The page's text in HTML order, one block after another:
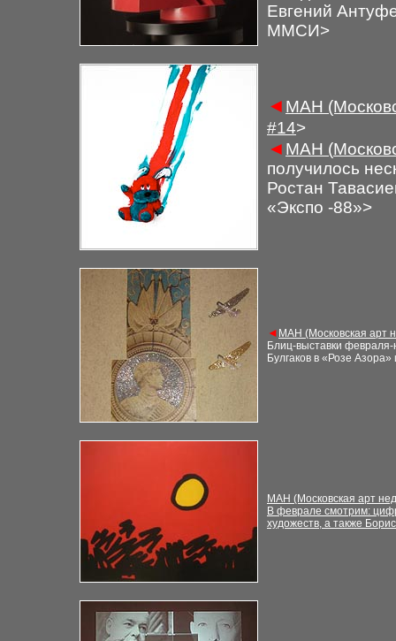
Евгений
ММСИ>
◄ МАН
#14>
◄ МАН (
получилось
Ростан
«Экспо -88»>
◄ МАН (Московская арт
Блиц-выставки
Булгаков в «Розе
МАН (Московская арт
В феврале смотрим:
художеств, а также